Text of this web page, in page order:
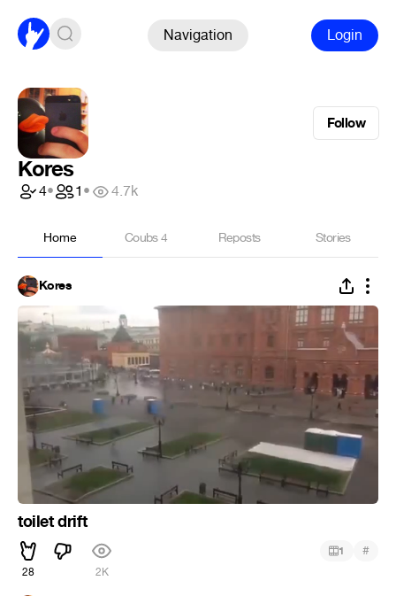
Navigation Login
Follow
Kores
4• 1• 4.7k
Home Coubs4 Reposts Stories
Kores
toilet drift
28 2K
1 #